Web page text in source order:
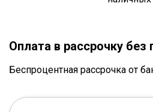
Оплата в рассрочку без
Беспроцентная рассрочка от